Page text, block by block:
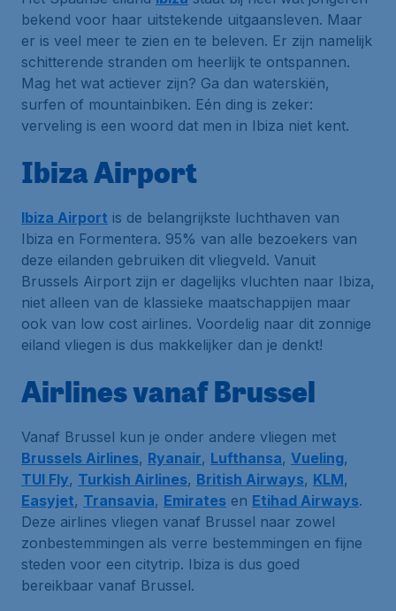
bekend voor haar uitstekende uitgaansleven. Maar
er is veel meer te zien en te beleven. Er zijn namelijk
schitterende stranden om heerlijk te ontspannen.
Mag het wat actiever zijn? Ga dan waterskiën,
surfen of mountainbiken. Eén ding is zeker:
verveling is een woord dat men in Ibiza niet kent.
Ibiza Airport
Ibiza Airport is de belangrijkste luchthaven van
Ibiza en Formentera. 95% van alle bezoekers van
deze eilanden gebruiken dit vliegveld. Vanuit
Brussels Airport zijn er dagelijks vluchten naar Ibiza,
niet alleen van de klassieke maatschappijen maar
ook van low cost airlines. Voordelig naar dit zonnige
eiland vliegen is dus makkelijker dan je denkt!
Airlines vanaf Brussel
Vanaf Brussel kun je onder andere vliegen met
Brussels Airlines, Ryanair, Lufthansa, Vueling,
TUI Fly, Turkish Airlines, British Airways, KLM,
Easyjet, Transavia, Emirates en Etihad Airways.
Deze airlines vliegen vanaf Brussel naar zowel
zonbestemmingen als verre bestemmingen en fijne
steden voor een citytrip. Ibiza is dus goed
bereikbaar vanaf Brussel.